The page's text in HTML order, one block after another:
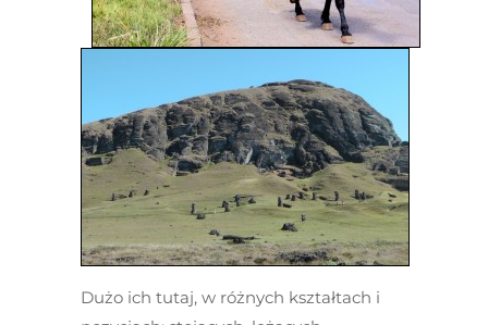
Dużo ich tutaj, w różnych kształtach i